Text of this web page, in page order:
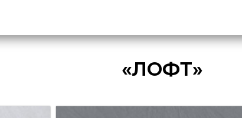
«ЛОФТ»